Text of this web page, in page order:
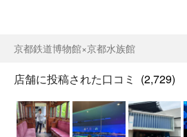
京都鉄道博物館×京都水族館
店舗に投稿された口コミ (2,729)